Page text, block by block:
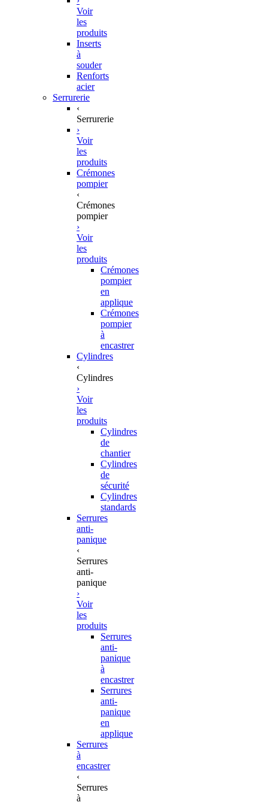
Voir
les
produits
Inserts
à
souder
Renforts
acier
Serrurerie
‹
Serrurerie
›
Voir
les
produits
Crémones
pompier
‹
Crémones
pompier
›
Voir
les
produits
Crémones
pompier
en
applique
Crémones
pompier
à
encastrer
Cylindres
‹
Cylindres
›
Voir
les
produits
Cylindres
de
chantier
Cylindres
de
sécurité
Cylindres
standards
Serrures
anti-
panique
‹
Serrures
anti-
panique
›
Voir
les
produits
Serrures
anti-
panique
à
encastrer
Serrures
anti-
panique
en
applique
Serrures
à
encastrer
‹
Serrures
à